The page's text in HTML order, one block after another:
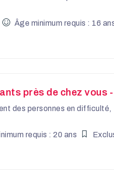
Âge minimum requis : 16
près de chez vous
des personnes en
requis : 20 ans